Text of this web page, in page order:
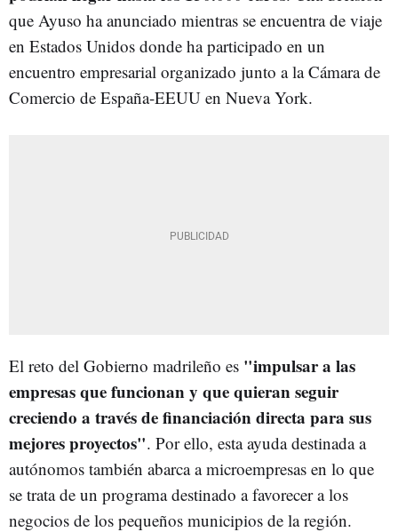
que Ayuso ha anunciado mientras se encuentra de viaje
en Estados Unidos donde ha participado en un
encuentro empresarial organizado junto a la Cámara de
Comercio de España-EEUU en Nueva York.
El reto del Gobierno madrileño es "impulsar a las
empresas que funcionan y que quieran seguir
creciendo a través de financiación directa para sus
mejores proyectos". Por ello, esta ayuda destinada a
autónomos también abarca a microempresas en lo que
se trata de un programa destinado a favorecer a los
negocios de los pequeños municipios de la región.